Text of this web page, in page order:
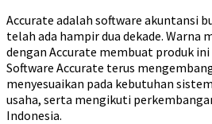
Accurate adalah software akuntansi
telah ada hampir dua dekade. Warna
dengan Accurate membuat produk
Software Accurate terus
menyesuaikan pada kebutuhan
usaha, serta mengikuti
Indonesia.